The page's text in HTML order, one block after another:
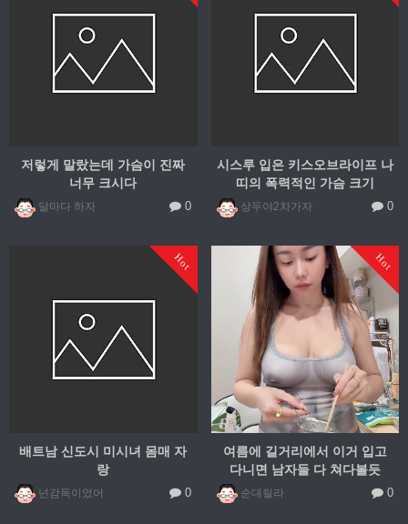
저렇게 말랐는데 가슴이 진짜
너무 크시다
달마다 하자 0
시스루 입은 키스오브라이프 나
띠의 폭력적인 가슴 크기
상두야2차가자 0
Hot
배트남 신도시 미시녀 몸매 자
랑
넌감독이었어 0
Hot
여름에 길거리에서 이거 입고
다니면 남자들 다 쳐다볼듯
순대릴라 0